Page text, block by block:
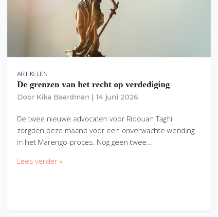
ARTIKELEN
De grenzen van het recht op verdediging
Door Kika Baardman 14 juni 2026
De twee nieuwe advocaten voor Ridouan Taghi
zorgden deze maand voor een onverwachte wending
in het Marengo-proces. Nog geen twee…
Lees verder »